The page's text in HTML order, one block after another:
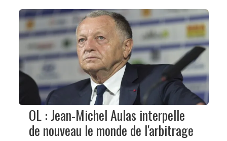
OL : Jean-Michel Aulas interpelle
de nouveau le monde de l'arbitrage